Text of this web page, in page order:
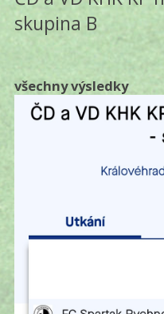
skupina B
všechny výsledky